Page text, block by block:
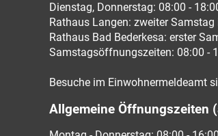
Dienstag, Donnerstag: 08:00 -
Rathaus Langen: zweiter
Rathaus Bad Bederkesa: erster
Samstagsöffnungszeiten: 08:00 -
Besuche im Einwohnermeldeamt
Allgemeine Öffnungszeiten